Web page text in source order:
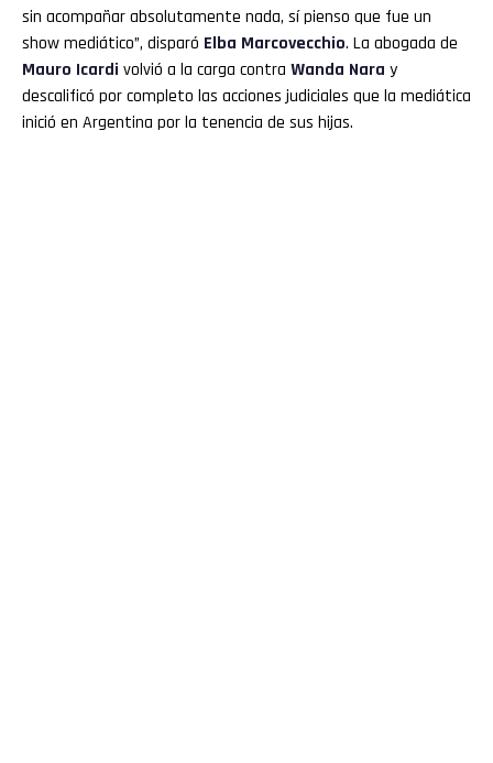
sin acompañar absolutamente nada, sí pienso que fue un
show mediático”, disparó Elba Marcovecchio. La abogada de
Mauro Icardi volvió a la carga contra Wanda Nara y
descalificó por completo las acciones judiciales que la mediática
inició en Argentina por la tenencia de sus hijas.